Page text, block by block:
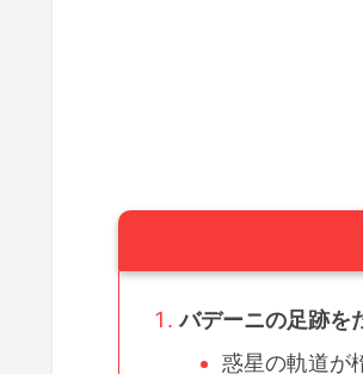
バデーニの足跡を
惑星の軌道が